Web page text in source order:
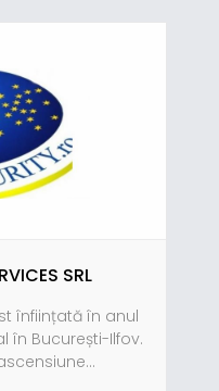
SRL
înființată în anul
în București-Ilfov.